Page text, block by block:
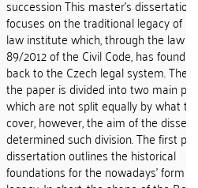
succession This master's dissertation
focuses on the traditional legacy of
law institute which, through the law
89/2012 of the Civil Code, has found
back to the Czech legal system. The
the paper is divided into two main
which are not split equally by what
cover, however, the aim of the
determined such division. The first
dissertation outlines the historical
foundations for the nowadays' form